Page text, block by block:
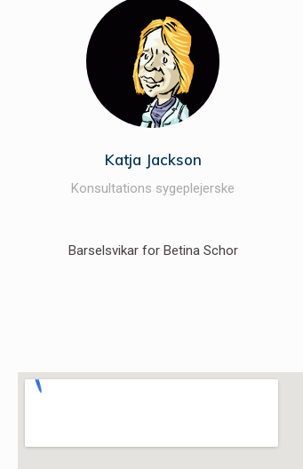
Katja Jackson
Konsultations sygeplejerske
Barselsvikar for Betina Schor